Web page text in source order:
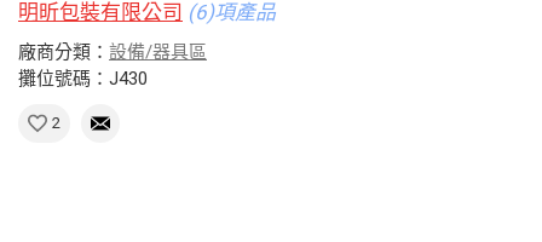
明昕包裝有限公司 (6)項產品
廠商分類： 設備/器具區
攤位號碼：J430
2